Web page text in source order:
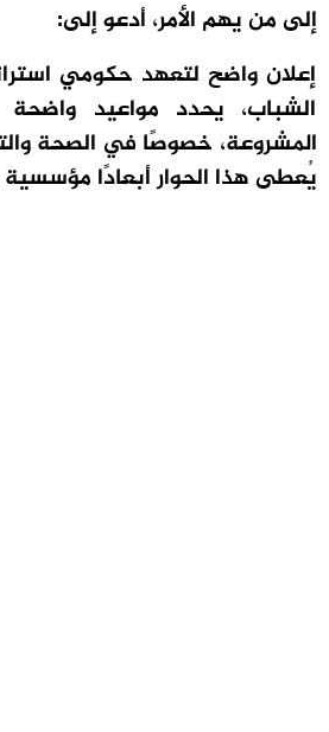
إلى من يهم الأمر، أدعو إلى:
إعلان واضح لتعهد حكومي
الشباب، يحدد مواعيد واضحة
المشروعة، خصوصًا في الصحة
يُعطى هذا الحوار أبعادًا